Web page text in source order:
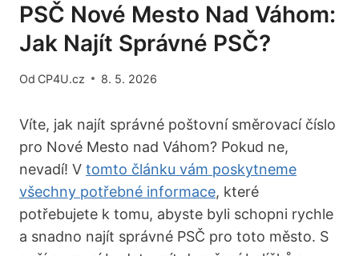
PSČ Nové Mesto Nad Váhom:
Jak Najít Správné PSČ?
Od CP4U.cz 8. 5. 2026
Víte, jak najít správné poštovní​ směrovací číslo
pro Nové Mesto nad Váhom? Pokud ne,
nevadí! V tomto článku vám poskytneme
všechny potřebné informace, které
potřebujete k ‌tomu, abyste‍ byli schopni rychle
a snadno najít správné PSČ pro toto město. S